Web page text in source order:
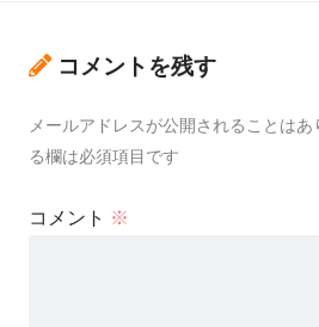
コメントを残す
メールアドレスが公開されることはあ
る欄は必須項目です
コメント ※